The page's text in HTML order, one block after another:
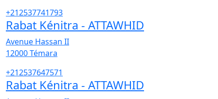
+212537741793
Rabat Kénitra - ATTAWHID
Avenue Hassan II
12000Témara
+212537647571
Rabat Kénitra - ATTAWHID